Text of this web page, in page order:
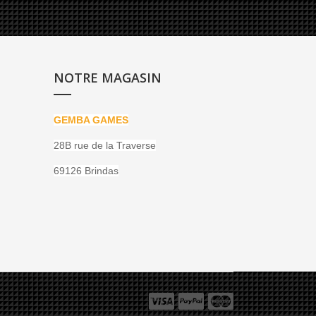
NOTRE MAGASIN
GEMBA GAMES
28B rue de la Traverse
69126 Brindas